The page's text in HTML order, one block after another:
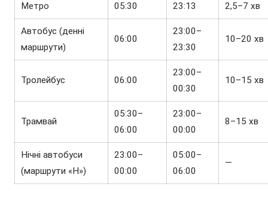
Метро 05:30 23:13 2,5–7 хв
Автобус (денні
маршрути)
06:00
23:00–
23:30
10–20 хв
Тролейбус 06:00
23:00–
00:30
10–15 хв
Трамвай
05:30–
06:00
23:00–
00:00
8–15 хв
Нічні автобуси
(маршрути «Н»)
23:00–
00:00
05:00–
06:00
—